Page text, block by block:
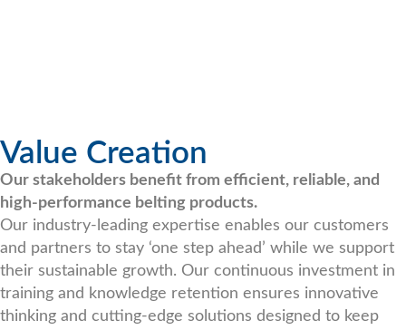
Value Creation
Our stakeholders benefit from efficient, reliable, and
high-performance belting products.
Our industry-leading expertise enables our customers
and partners to stay ‘one step ahead’ while we support
their sustainable growth. Our continuous investment in
training and knowledge retention ensures innovative
thinking and cutting-edge solutions designed to keep